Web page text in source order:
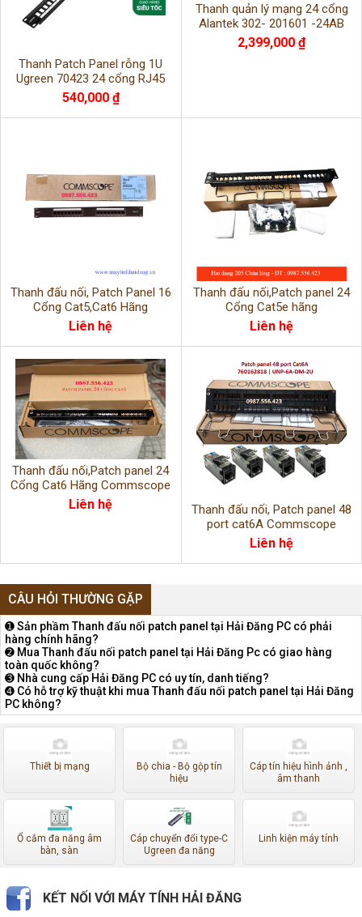
Thanh Patch Panel rỗng 1U
Ugreen 70423 24 cổng RJ45
Cat5e/Cat6/Cat6A chính hãng
540,000 ₫
Thanh quản lý mạng 24 cổng
Alantek 302- 201601 -24AB
chuẩn USA hàng chính hãng mới
100%
2,399,000 ₫
Thanh đấu nối, Patch Panel 16
Cổng Cat5,Cat6 Hãng
Commscope.
Liên hệ
Thanh đấu nối,Patch panel 24
Cổng Cat5e hãng
AMP/COMMSCOPE
Liên hệ
Thanh đấu nối,Patch panel 24
Cổng Cat6 Hãng Commscope
Mã PN:760237040
Liên hệ
Thanh đấu nối, Patch panel 48
port cat6A Commscope
760162818 | UNP-6A-DM-2U
Liên hệ
CÂU HỎI THƯỜNG GẶP
➊ Sản phầm Thanh đấu nối patch panel tại Hải Đăng PC có phải
hàng chính hãng?
➋ Mua Thanh đấu nối patch panel tại Hải Đăng Pc có giao hàng
toàn quốc không?
➌ Nhà cung cấp Hải Đăng PC có uy tín, danh tiếng?
➍ Có hỗ trợ kỹ thuật khi mua Thanh đấu nối patch panel tại Hải Đăng
PC không?
Thiết bị mạng
Bộ chia - Bộ gộp tín
hiệu
Cáp tín hiệu hình ảnh ,
âm thanh
Ổ cắm đa năng âm
bàn, sàn
Cáp chuyển đổi type-C
Ugreen đa năng
Linh kiện máy tính
KẾT NỐI VỚI MÁY TÍNH HẢI ĐĂNG